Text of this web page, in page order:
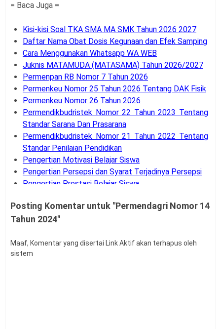
= Baca Juga =
Kisi-kisi Soal TKA SMA MA SMK Tahun 2026 2027
Daftar Nama Obat Dosis Kegunaan dan Efek Samping
Cara Menggunakan Whatsapp WA WEB
Juknis MATAMUDA (MATASAMA) Tahun 2026/2027
Permenpan RB Nomor 7 Tahun 2026
Permenkeu Nomor 25 Tahun 2026 Tentang DAK Fisik
Permenkeu Nomor 26 Tahun 2026
Permendikbudristek Nomor 22 Tahun 2023 Tentang
Standar Sarana Dan Prasarana
Permendikbudristek Nomor 21 Tahun 2022 Tentang
Standar Penilaian Pendidikan
Pengertian Motivasi Belajar Siswa
Pengertian Persepsi dan Syarat Terjadinya Persepsi
Pengertian Prestasi Belajar Siswa
Bank Soal UM-PTKIN Tahun Akademik 2026/2027
Pengertian dan Komponen Layanan BK
Buku Panduan Pembelajaran dan Asesmen RA, MI,
MTS, MA, MAK
Posting Komentar untuk "Permendagri Nomor 14
Tahun 2024"
Maaf, Komentar yang disertai Link Aktif akan terhapus oleh
sistem